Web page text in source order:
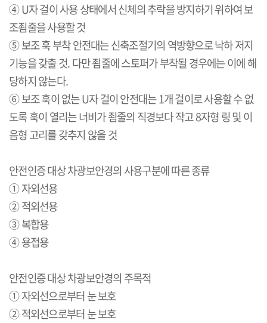
④U자 걸이 사용 상태에서 신체의 추락을 방지하기 위하여 보
조죔줄을 사용할 것
⑤ 보조 훅 부착 안전대는 신축조절기의 역방향으로 낙하 저지
기능을 갖출 것.다만 죔줄에 스토퍼가 부착될 경우에는 이에 해
당하지 않는다.
⑥ 보조 훅이 없는U자 걸이 안전대는1개 걸이로 사용할 수 없
도록 훅이 열리는 너비가 죔줄의 직경보다 작고8자형 링 및 이
음형 고리를 갖추지 않을 것
안전인증 대상 차광보안경의 사용구분에 따른 종류
① 자외선용
② 적외선용
③ 복합용
④ 용접용
안전인증 대상 차광보안경의 주목적
① 자외선으로부터 눈 보호
② 적외선으로부터 눈 보호